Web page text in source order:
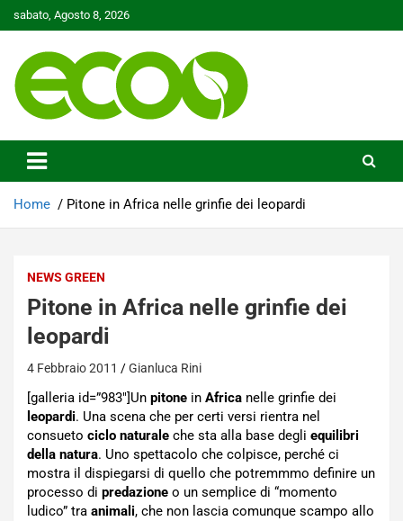
to
sabato, Agosto 8, 2026
Ecoo.it
Home Pitone in Africa nelle grinfie dei leopardi
NEWS GREEN
Pitone in Africa nelle grinfie dei
leopardi
4 Febbraio 2011 Gianluca Rini
[galleria id=”983″]Un pitone in Africa nelle grinfie dei
leopardi. Una scena che per certi versi rientra nel
consueto ciclo naturale che sta alla base degli equilibri
della natura. Uno spettacolo che colpisce, perché ci
mostra il dispiegarsi di quello che potremmmo definire un
processo di predazione o un semplice di “momento
ludico” tra animali, che non lascia comunque scampo allo